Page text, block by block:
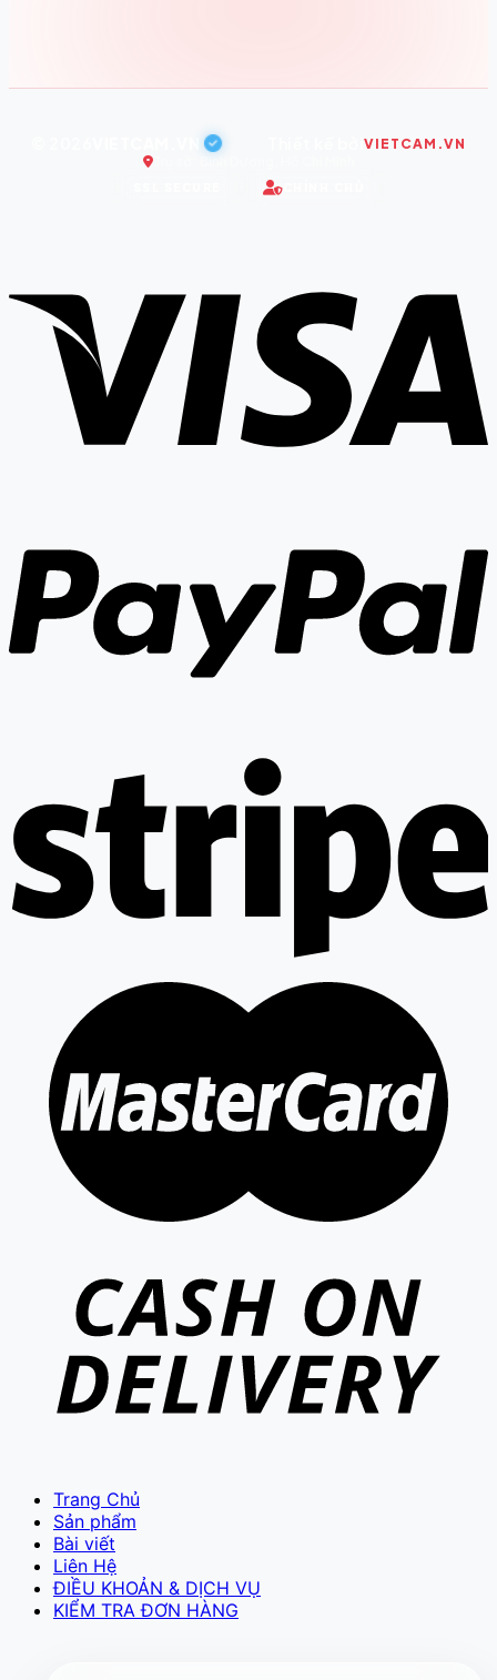
VC VIETCAM.VN
Đang trực tuyến
Hỗ trợ kỹ thuật
VIETCAM.VN
Trụ sở: Bình Dương, Hồ Chí Minh
CHÍNH CHỦ
Trang Chủ
Sản phẩm
Bài viết
Liên Hệ
ĐIỀU KHOẢN & DỊCH VỤ
KIỂM TRA ĐƠN HÀNG